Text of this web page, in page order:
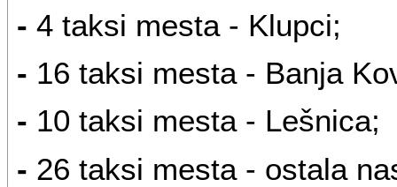
- 4 taksi mesta - Klupci;
- 16 taksi mesta - Banja
- 10 taksi mesta - Lešnica;
- 26 taksi mesta - ostala